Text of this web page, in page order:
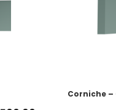
Corniche –